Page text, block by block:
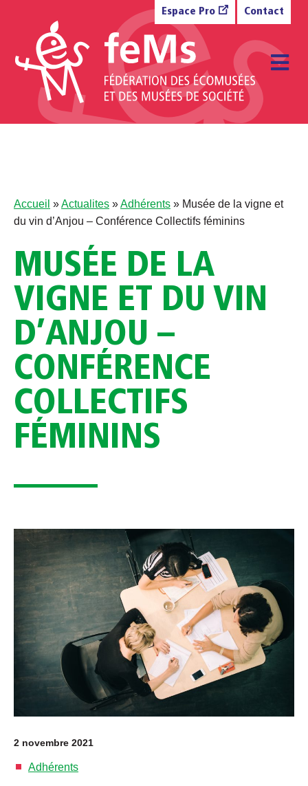
Espace Pro Contact
Accueil »Actualites »Adhérents » Musée de la vigne et
du vin d’Anjou – Conférence Collectifs féminins
MUSÉE DE LA
VIGNE ET DU VIN
D’ANJOU –
CONFÉRENCE
COLLECTIFS
FÉMININS
2 novembre 2021
Adhérents